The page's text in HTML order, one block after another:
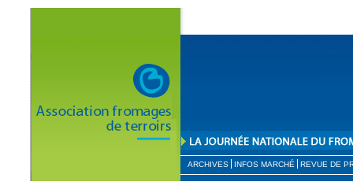
ARCHIVES INFOS MARCHÉ REVUE DE